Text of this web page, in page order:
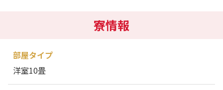
寮情報
部屋タイプ
洋室10畳